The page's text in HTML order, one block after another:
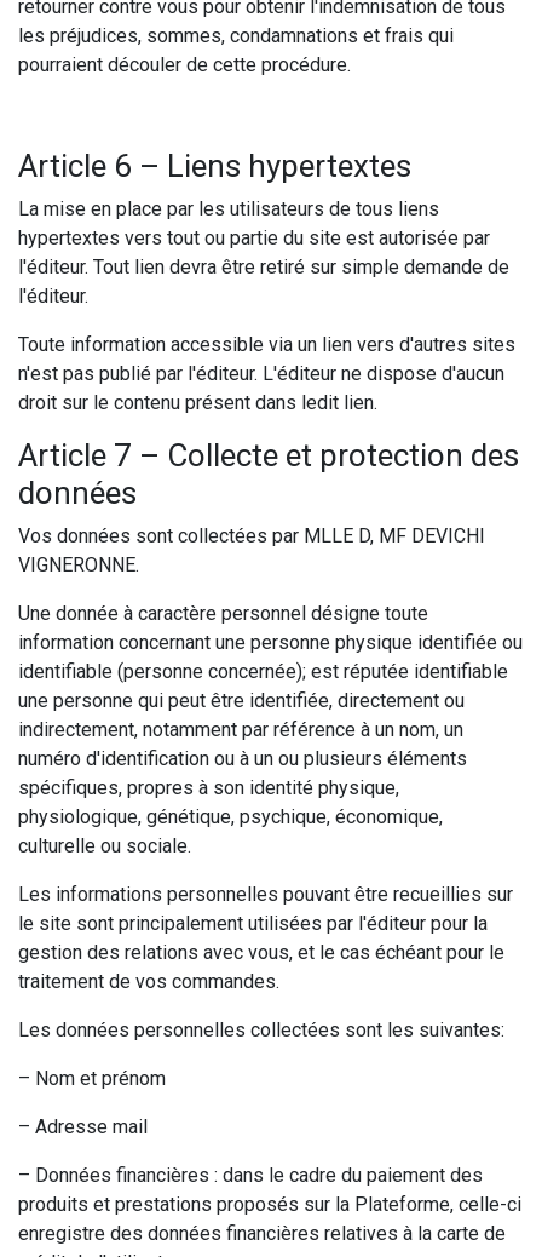
retourner contre vous pour obtenir l'indemnisation de tous
les préjudices, sommes, condamnations et frais qui
pourraient découler de cette procédure.
Article 6 – Liens hypertextes
La mise en place par les utilisateurs de tous liens
hypertextes vers tout ou partie du site est autorisée par
l'éditeur. Tout lien devra être retiré sur simple demande de
l'éditeur.
Toute information accessible via un lien vers d'autres sites
n'est pas publié par l'éditeur. L'éditeur ne dispose d'aucun
droit sur le contenu présent dans ledit lien.
Article 7 – Collecte et protection des
données
Vos données sont collectées par MLLE D, MF DEVICHI
VIGNERONNE.
Une donnée à caractère personnel désigne toute
information concernant une personne physique identifiée ou
identifiable (personne concernée); est réputée identifiable
une personne qui peut être identifiée, directement ou
indirectement, notamment par référence à un nom, un
numéro d'identification ou à un ou plusieurs éléments
spécifiques, propres à son identité physique,
physiologique, génétique, psychique, économique,
culturelle ou sociale.
Les informations personnelles pouvant être recueillies sur
le site sont principalement utilisées par l'éditeur pour la
gestion des relations avec vous, et le cas échéant pour le
traitement de vos commandes.
Les données personnelles collectées sont les suivantes:
– Nom et prénom
– Adresse mail
– Données financières : dans le cadre du paiement des
produits et prestations proposés sur la Plateforme, celle-ci
enregistre des données financières relatives à la carte de